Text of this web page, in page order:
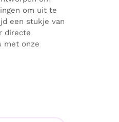
om uit te
een stukje van
directe
met onze